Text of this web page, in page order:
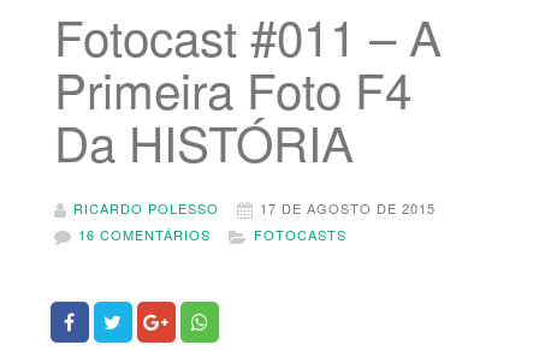
Fotocast #011 – A
Primeira Foto F4
Da HISTÓRIA
RICARDO POLESSO
17 DE AGOSTO DE 2015
16 COMENTÁRIOS
FOTOCASTS